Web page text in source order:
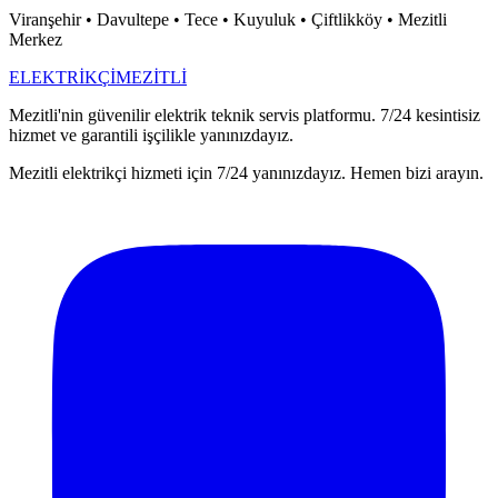
Viranşehir • Davultepe • Tece • Kuyuluk • Çiftlikköy • Mezitli
Merkez
ELEKTRİKÇİMEZİTLİ
Mezitli'nin güvenilir elektrik teknik servis platformu. 7/24 kesintisiz
hizmet ve garantili işçilikle yanınızdayız.
Mezitli elektrikçi hizmeti için 7/24 yanınızdayız. Hemen bizi arayın.